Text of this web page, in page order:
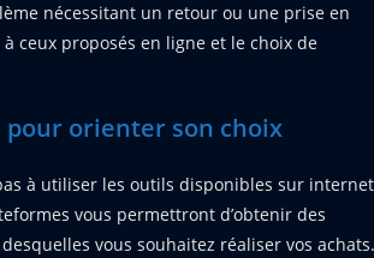
nécessitant un retour ou une prise en
ceux proposés en ligne et le choix de
orienter son choix
à utiliser les outils disponibles sur internet
vous permettront d’obtenir des
vous souhaitez réaliser vos achats.